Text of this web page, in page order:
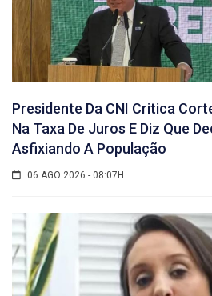
Presidente Da CNI Critica
Na Taxa De Juros E Diz Que
Asfixiando A População
06 AGO 2026 - 08:07H